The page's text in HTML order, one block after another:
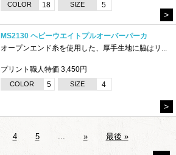
COLOR 18 SIZE 5
>
MS2130 ヘビーウエイトプルオーバーパーカ
オープンエンド糸を使用した、厚手生地に脇はリ...
プリント職人特価 3,450円
COLOR 5 SIZE 4
>
4 5 ... » 最後 »